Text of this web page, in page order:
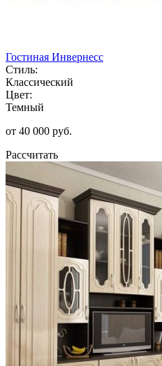
Гостиная Инвернесс
Стиль:
Классический
Цвет:
Темный
от 40 000 руб.
Рассчитать